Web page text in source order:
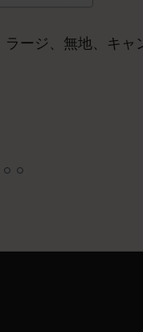
ラージ、無地、キ